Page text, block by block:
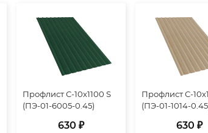
Профлист С-10х1100 S
(ПЭ-01-6005-0.45)
630 ₽
Профлист С-
(ПЭ-01-1014-
630 ₽